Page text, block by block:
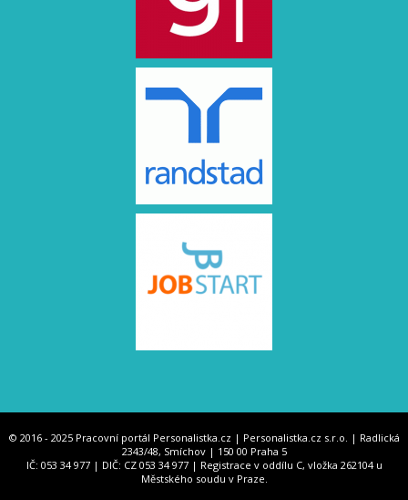
© 2016 - 2025 Pracovní portál Personalistka.cz | Personalistka.cz s.r.o. | Radlická
2343/48, Smíchov | 150 00 Praha 5
IČ: 053 34 977 | DIČ: CZ 053 34 977 | Registrace v oddílu C, vložka 262104 u
Městského soudu v Praze.